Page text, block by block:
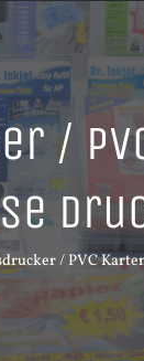
/
/ PVC